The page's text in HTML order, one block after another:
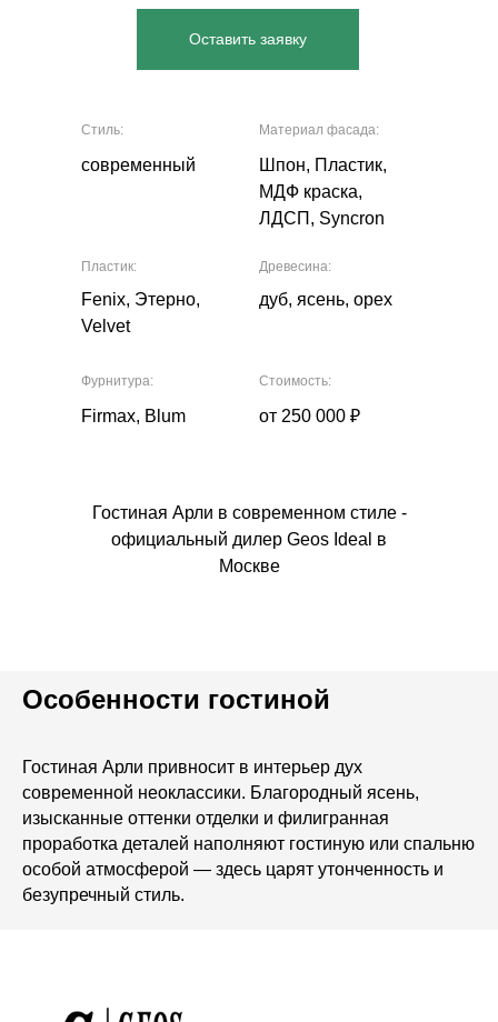
Стиль:
современный
Материал фасада:
Шпон, Пластик,
МДФ краска,
ЛДСП, Syncron
Древесина:
дуб, ясень, орех
Пластик:
Fenix, Этерно,
Velvet
Фурнитура:
Firmax, Blum
Оставить заявку
Гостиная Арли в современном стиле -
официальный дилер Geos Ideal в
Москве
Стоимость:
от 250 000 ₽
Особенности гостиной
Гостиная Арли привносит в интерьер дух
современной неоклассики. Благородный ясень,
изысканные оттенки отделки и филигранная
проработка деталей наполняют гостиную или спальню
особой атмосферой — здесь царят утонченность и
безупречный стиль.